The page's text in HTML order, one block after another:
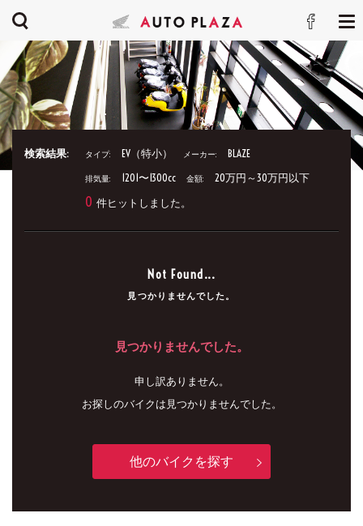
検索結果: タイプ: EV（特小） メーカー: BLAZE
排気量: 1201〜1300cc 金額: 20万円～30万円以下
0 件ヒットしました。
Not Found...
見つかりませんでした。
見つかりませんでした。
申し訳ありません。
お探しのバイクは見つかりませんでした。
他のバイクを探す